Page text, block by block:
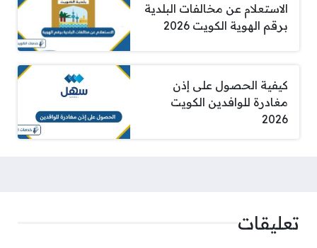
الاستعلام عن مخالفات البلدية
برقم الهوية الكويت 2026
كيفية الحصول على إذن
مغادرة للوافدين الكويت
2026
تعليقات